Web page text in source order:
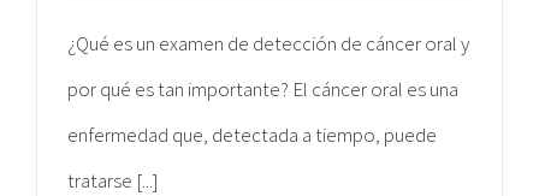
¿Qué es un examen de detección de cáncer oral y
por qué es tan importante? El cáncer oral es una
enfermedad que, detectada a tiempo, puede
tratarse [...]